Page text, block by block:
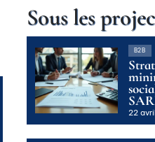
Sous les
B2B
22